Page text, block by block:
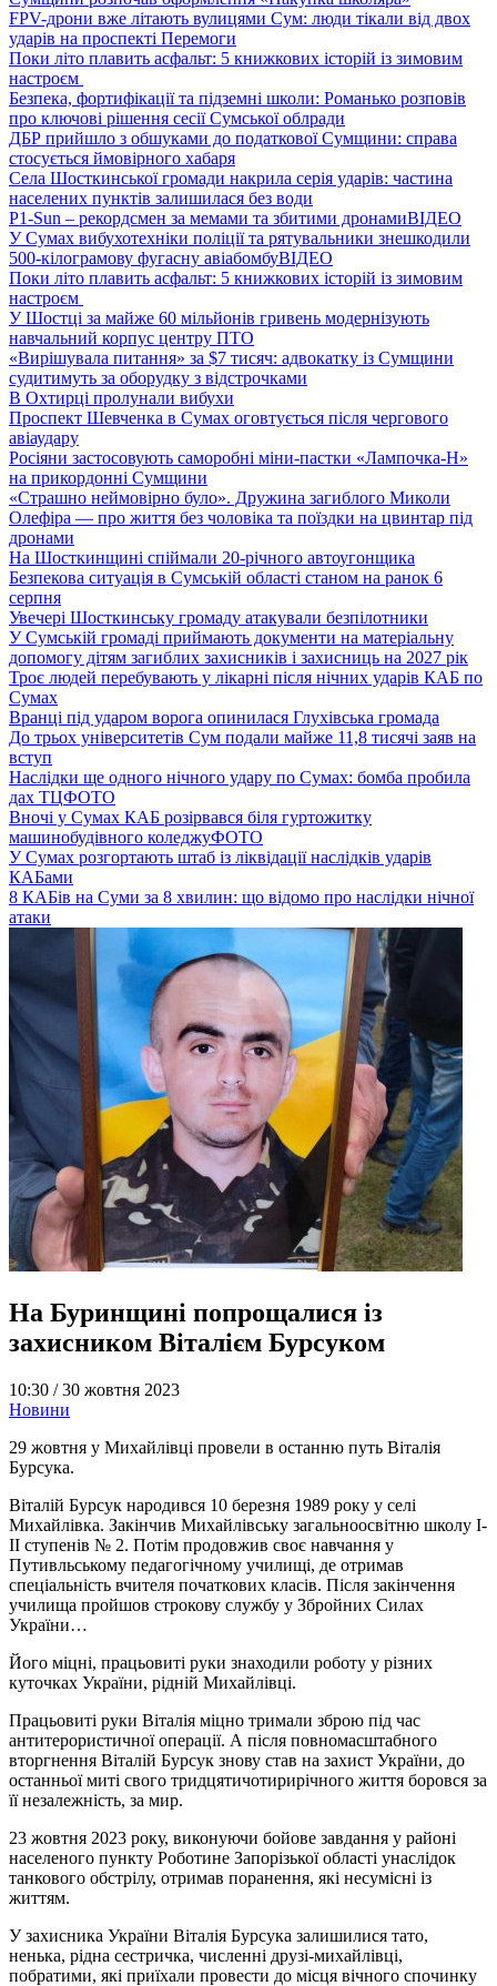
FPV-дрони вже літають вулицями Сум: люди тікали від двох
ударів на проспекті Перемоги
Поки літо плавить асфальт: 5 книжкових історій із зимовим
настроєм
Безпека, фортифікації та підземні школи: Романько розповів
про ключові рішення сесії Сумської облради
ДБР прийшло з обшуками до податкової Сумщини: справа
стосується ймовірного хабаря
Села Шосткинської громади накрила серія ударів: частина
населених пунктів залишилася без води
P1-Sun – рекордсмен за мемами та збитими дронамиВІДЕО
У Сумах вибухотехніки поліції та рятувальники знешкодили
500-кілограмову фугасну авіабомбуВІДЕО
Поки літо плавить асфальт: 5 книжкових історій із зимовим
настроєм
У Шостці за майже 60 мільйонів гривень модернізують
навчальний корпус центру ПТО
«Вирішувала питання» за $7 тисяч: адвокатку із Сумщини
судитимуть за оборудку з відстрочками
В Охтирці пролунали вибухи
Проспект Шевченка в Сумах оговтується після чергового
авіаудару
Росіяни застосовують саморобні міни-пастки «Лампочка-Н»
на прикордонні Сумщини
«Страшно неймовірно було». Дружина загиблого Миколи
Олефіра — про життя без чоловіка та поїздки на цвинтар під
дронами
На Шосткинщині спіймали 20-річного автоугонщика
Безпекова ситуація в Сумській області станом на ранок 6
серпня
Увечері Шосткинську громаду атакували безпілотники
У Сумській громаді приймають документи на матеріальну
допомогу дітям загиблих захисників і захисниць на 2027 рік
Троє людей перебувають у лікарні після нічних ударів КАБ по
Сумах
Вранці під ударом ворога опинилася Глухівська громада
До трьох університетів Сум подали майже 11,8 тисячі заяв на
вступ
Наслідки ще одного нічного удару по Сумах: бомба пробила
дах ТЦФОТО
Вночі у Сумах КАБ розірвався біля гуртожитку
машинобудівного коледжуФОТО
У Сумах розгортають штаб із ліквідації наслідків ударів
КАБами
8 КАБів на Суми за 8 хвилин: що відомо про наслідки нічної
атаки
На Буринщині попрощалися із
захисником Віталієм Бурсуком
10:30 /30 жовтня 2023
Новини
29 жовтня у Михайлівці провели в останню путь Віталія
Бурсука.
Віталій Бурсук народився 10 березня 1989 року у селі
Михайлівка. Закінчив Михайлівську загальноосвітню школу І-
ІІ ступенів № 2. Потім продовжив своє навчання у
Путивльському педагогічному училищі, де отримав
спеціальність вчителя початкових класів. Після закінчення
училища пройшов строкову службу у Збройних Силах
України…
Його міцні, працьовиті руки знаходили роботу у різних
куточках України, рідній Михайлівці.
Працьовиті руки Віталія міцно тримали зброю під час
антитерористичної операції. А після повномасштабного
вторгнення Віталій Бурсук знову став на захист України, до
останньої миті свого тридцятичотирирічного життя боровся за
її незалежність, за мир.
23 жовтня 2023 року, виконуючи бойове завдання у районі
населеного пункту Роботине Запорізької області унаслідок
танкового обстрілу, отримав поранення, які несумісні із
життям.
У захисника України Віталія Бурсука залишилися тато,
ненька, рідна сестричка, численні друзі-михайлівці,
побратими, які приїхали провести до місця вічного спочинку